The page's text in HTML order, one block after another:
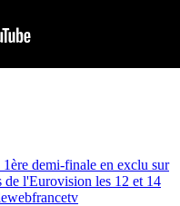
demi-finale en exclu sur
de l'Eurovision les 12 et 14